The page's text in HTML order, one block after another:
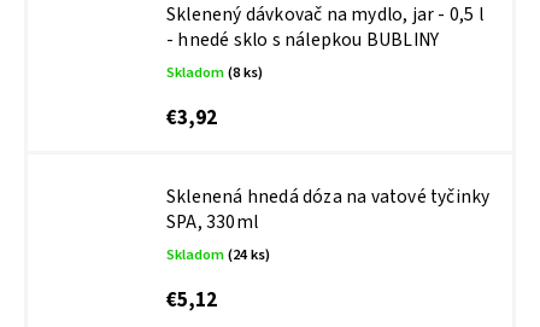
Sklenený dávkovač na mydlo, jar - 0,5 l
- hnedé sklo s nálepkou BUBLINY
Skladom(8 ks)
€3,92
Sklenená hnedá dóza na vatové tyčinky
SPA, 330ml
Skladom(24 ks)
€5,12